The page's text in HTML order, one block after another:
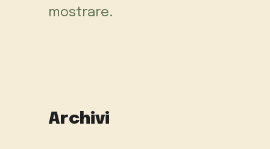
mostrare.
Archivi